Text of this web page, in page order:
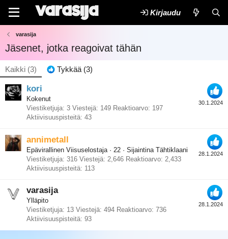
Kirjaudu
varasija
Jäsenet, jotka reagoivat tähän
Kaikki (3) Tykkää (3)
30.1.2024
kori
Kokenut
Viestiketjuja 3 Viestejä 149 Reaktioarvo 197
Aktiivisuuspisteitä 43
28.1.2024
annimetall
Epävirallinen Viisuselostaja · 22 · Sijaintina Tähtiklaani
Viestiketjuja 316 Viestejä 2,646 Reaktioarvo 2,433
Aktiivisuuspisteitä 113
28.1.2024
varasija
Ylläpito
Viestiketjuja 13 Viestejä 494 Reaktioarvo 736
Aktiivisuuspisteitä 93